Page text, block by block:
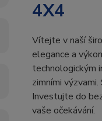
4X4
Vítejte v naší
elegance a
technologickým
zimními
Investujte do
vaše očekávání.